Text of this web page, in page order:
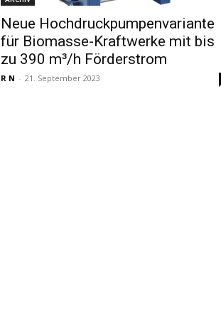
Neue Hochdruckpumpenvariante
für Biomasse-Kraftwerke mit bis
zu 390 m³/h Förderstrom
R N - 21. September 2023